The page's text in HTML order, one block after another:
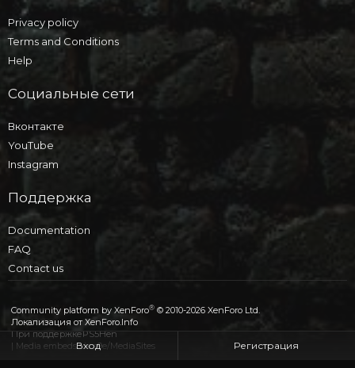
Privacy policy
Terms and Conditions
Help
Социальные сети
Вконтакте
YouTube
Instagram
Поддержка
Documentation
FAQ
Contact us
Community platform by XenForo® © 2010-2026 XenForo Ltd.
Локализация отXenForo.Info
При поддержкеPS5Hen
| Media embeds via s9e/MediaSites
Вход Регистрация